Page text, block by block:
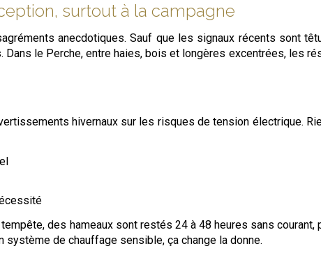
surtout à la campagne
anecdotiques. Sauf que les signaux récents sont
le Perche, entre haies, bois et longères excentrées, les
hivernaux sur les risques de tension électrique.
des hameaux sont restés 24 à 48 heures sans courant,
système de chauffage sensible, ça change la donne.